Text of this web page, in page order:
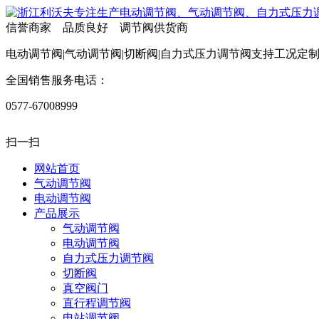
信誉商家 品质良好 调节阀供货商
电动调节阀|气动调节阀|切断阀|自力式压力调节阀支持工况定制
全国销售服务电话：
0577-67008999
扫一扫
网站首页
气动调节阀
电动调节阀
产品展示
气动调节阀
电动调节阀
自力式压力调节阀
切断阀
真空阀门
直行程调节阀